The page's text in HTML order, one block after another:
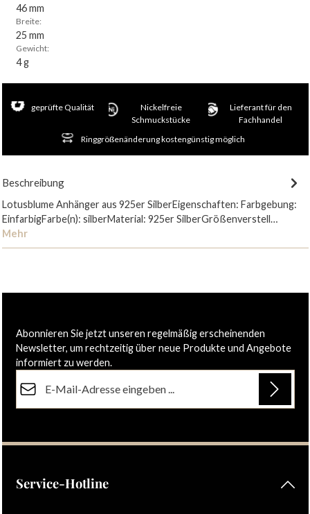
46 mm
Breite:
25 mm
Gewicht:
4 g
geprüfte Qualität
Nickelfreie
Schmuckstücke
Lieferant für den
Fachhandel
Ringgrößenänderung kostengünstig möglich
Beschreibung
Lotusblume Anhänger aus 925er SilberEigenschaften: Farbgebung:
EinfarbigFarbe(n): silberMaterial: 925er SilberGrößenverstell…
Mehr
Abonnieren Sie jetzt unseren regelmäßig erscheinenden
Newsletter, um rechtzeitig über neue Produkte und Angebote
informiert zu werden.
Ich habe dieDatenschutzbestimmungenzur Kenntnis
Service-Hotline